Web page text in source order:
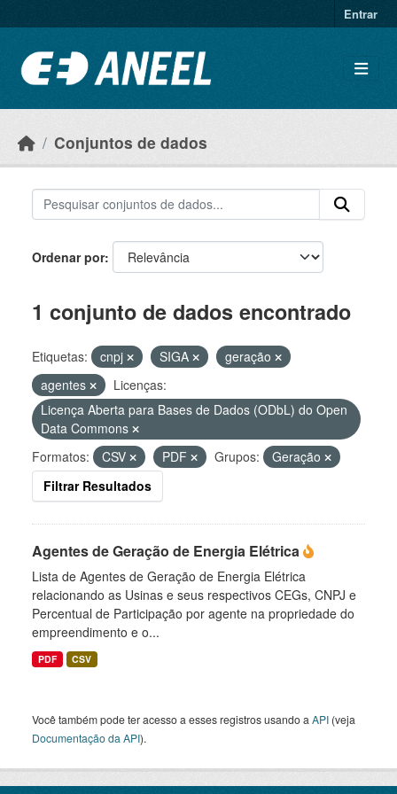
Entrar
Conjuntos de dados
Ordenar por
1 conjunto de dados encontrado
Etiquetas: cnpj SIGA
geração
agentes
Licenças:
Licença Aberta para Bases de Dados (ODbL) do Open
Data Commons
Formatos:
CSV PDF Grupos:
Geração
Filtrar Resultados
Agentes de Geração de Energia Elétrica
Lista de Agentes de Geração de Energia Elétrica
relacionando as Usinas e seus respectivos CEGs, CNPJ e
Percentual de Participação por agente na propriedade do
empreendimento e o...
PDF CSV
Você também pode ter acesso a esses registros usando a API (veja
Documentação da API).